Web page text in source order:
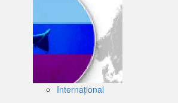
Internațional